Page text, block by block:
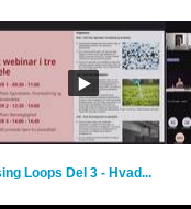
Loops Del 3 - Hvad...